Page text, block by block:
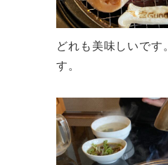
どれも美味しいです
す。